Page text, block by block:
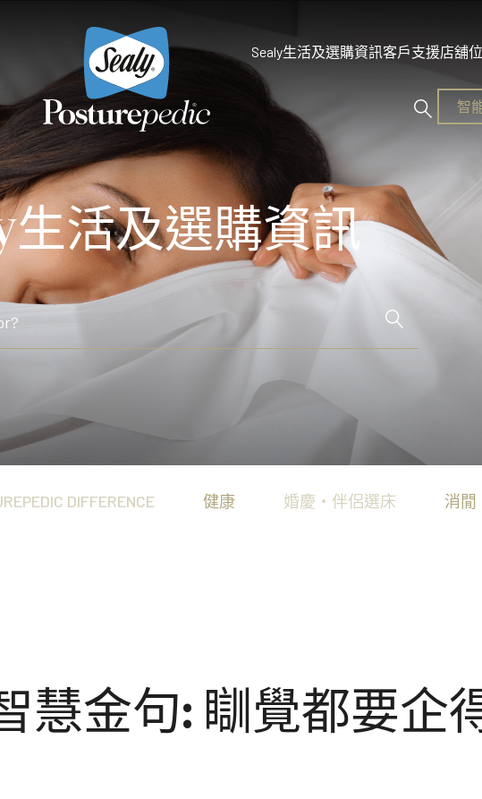
擇Sealy
發
術
Palatial Crest Collection
雙重堅固承托，帶給你尊貴的護脊睡眠
完美平衡舒適與承托，滿足各種需要。
Prestige Collection
無與倫比的舒適愜意，締造平易近人的奢華體驗。
Connoisseur Collection
澳洲製造、體現突破性睡眠科技的睡眠藝術，為您
床褥保護墊及被鋪
天然物料 質感舒適
Sealy生活及選購資訊客戶支援店舖
智
生活及選購資訊
DIFFERENCE 健康 婚慶‧伴侶選床 消閒
金句: 瞓覺都要企